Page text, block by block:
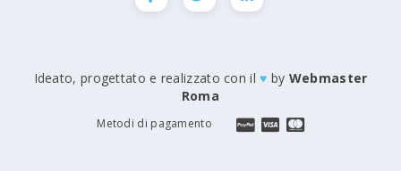
Ideato, progettato e realizzato con il♥ by Webmaster
Roma
Metodi di pagamento